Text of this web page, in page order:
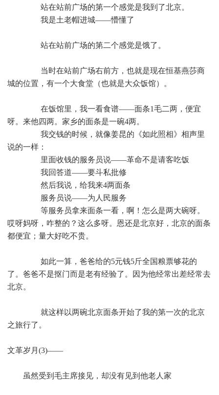
站在站前广场的第一个感觉是我到了北京。
我是土老帽进城——懵懂了
站在站前广场的第二个感觉是饿了。
当时在站前广场右前方，也就是现在恒基燕莎商
城的位置，有一个大食堂（也就是大众饭馆）。
在饭馆里，我一看食谱——面条1毛二两，便宜
呀。来他四两。家乡的面条是一碗4两。
我交钱的时候，就像姜昆的《如此照相》相声里
说的一样：
里面收钱的服务员说——革命不是请客吃饭
我回答道——要斗私批修
然后我说，给我来4两面条
服务员说——为人民服务
等服务员拿来面条一看，啊！怎么是两大碗呀。
哎呀妈呀，咋整的？这么多呀。恩还是北京好，北京的面条
都便宜；量大好吃不贵。
如此一算，爸爸给的5元钱5斤全国粮票够花的
了。爸爸不是抠门而是老有经验了。因为他经常出差经常去
北京。
就这样以两碗北京面条开始了我的第一次的北京
之旅行了。
文革岁月(3)——
虽然受到毛主席接见，却没有见到他老人家